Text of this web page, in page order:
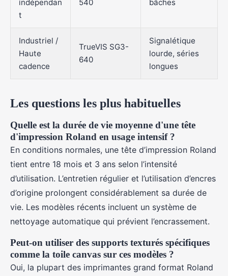
indépendan
t
540
bâches
Industriel /
Haute
cadence
TrueVIS SG3-
640
Signalétique
lourde, séries
longues
Les questions les plus habituelles
Quelle est la durée de vie moyenne d'une tête
d'impression Roland en usage intensif ?
En conditions normales, une tête d’impression Roland
tient entre 18 mois et 3 ans selon l’intensité
d’utilisation. L’entretien régulier et l’utilisation d’encres
d’origine prolongent considérablement sa durée de
vie. Les modèles récents incluent un système de
nettoyage automatique qui prévient l’encrassement.
Peut-on utiliser des supports texturés spécifiques
comme la toile canvas sur ces modèles ?
Oui, la plupart des imprimantes grand format Roland